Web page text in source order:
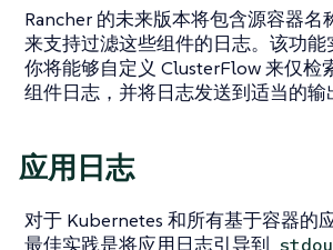
Rancher 的未来版本将包含源容器名
来支持过滤这些组件的日志。该功能
你将能够自定义 ClusterFlow来仅检
组件日志，并将日志发送到适当的输
应用日志
对于 Kubernetes 和所有基于容器的
最佳实践是将应用日志引导到